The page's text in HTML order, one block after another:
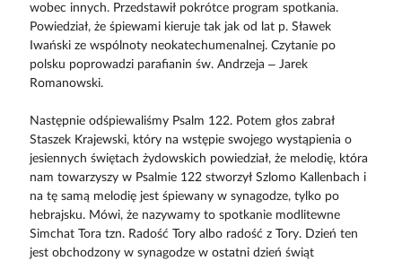
wobec innych. Przedstawił pokrótce program spotkania.
Powiedział, że śpiewami kieruje tak jak od lat p. Sławek
Iwański ze wspólnoty neokatechumenalnej. Czytanie po
polsku poprowadzi parafianin św. Andrzeja – Jarek
Romanowski.
Następnie odśpiewaliśmy Psalm 122. Potem głos zabrał
Staszek Krajewski, który na wstępie swojego wystąpienia o
jesiennych świętach żydowskich powiedział, że melodię, która
nam towarzyszy w Psalmie 122 stworzył Szlomo Kallenbach i
na tę samą melodię jest śpiewany w synagodze, tylko po
hebrajsku. Mówi, że nazywamy to spotkanie modlitewne
Simchat Tora tzn. Radość Tory albo radość z Tory. Dzień ten
jest obchodzony w synagodze w ostatni dzień świąt